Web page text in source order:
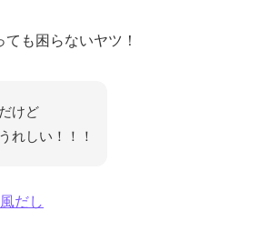
も困らないヤツ！
けど
うれしい！！！
だし